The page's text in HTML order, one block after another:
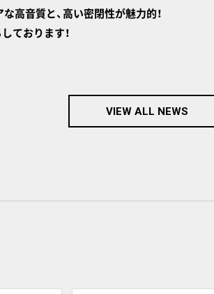
高音質と、高い密閉性が魅力的！
ております！
VIEW ALL NEWS